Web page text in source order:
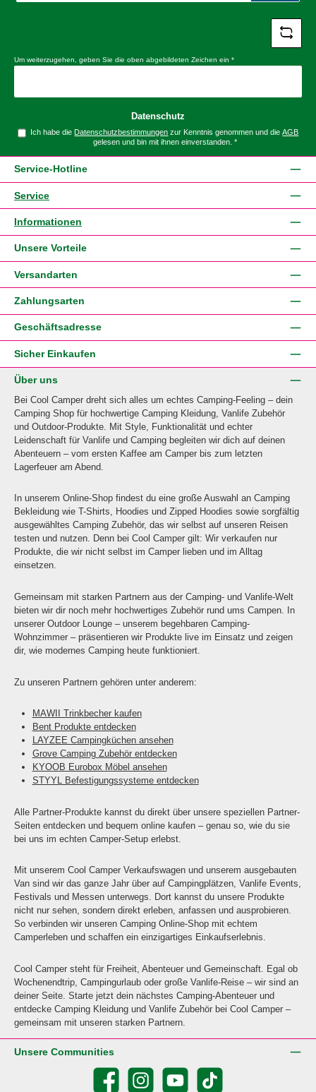
*
Um weiterzugehen, geben Sie die oben abgebildeten Zeichen ein *
Datenschutz
Ich habe dieDatenschutzbestimmungen zur Kenntnis genommen und dieAGB
gelesen und bin mit ihnen einverstanden. *
Service-Hotline
Service
Informationen
Unsere Vorteile
Versandarten
Zahlungsarten
Geschäftsadresse
Sicher Einkaufen
Über uns
Bei Cool Camper dreht sich alles um echtes Camping-Feeling – dein
Camping Shop für hochwertige Camping Kleidung, Vanlife Zubehör
und Outdoor-Produkte. Mit Style, Funktionalität und echter
Leidenschaft für Vanlife und Camping begleiten wir dich auf deinen
Abenteuern – vom ersten Kaffee am Camper bis zum letzten
Lagerfeuer am Abend.
In unserem Online-Shop findest du eine große Auswahl an Camping
Bekleidung wie T-Shirts, Hoodies und Zipped Hoodies sowie sorgfältig
ausgewähltes Camping Zubehör, das wir selbst auf unseren Reisen
testen und nutzen. Denn bei Cool Camper gilt: Wir verkaufen nur
Produkte, die wir nicht selbst im Camper lieben und im Alltag
einsetzen.
Gemeinsam mit starken Partnern aus der Camping- und Vanlife-Welt
bieten wir dir noch mehr hochwertiges Zubehör rund ums Campen. In
unserer Outdoor Lounge – unserem begehbaren Camping-
Wohnzimmer – präsentieren wir Produkte live im Einsatz und zeigen
dir, wie modernes Camping heute funktioniert.
Zu unseren Partnern gehören unter anderem:
MAWII Trinkbecher kaufen
Bent Produkte entdecken
LAYZEE Campingküchen ansehen
Grove Camping Zubehör entdecken
KYOOB Eurobox Möbel ansehen
STYYL Befestigungssysteme entdecken
Alle Partner-Produkte kannst du direkt über unsere speziellen Partner-
Seiten entdecken und bequem online kaufen – genau so, wie du sie
bei uns im echten Camper-Setup erlebst.
Mit unserem Cool Camper Verkaufswagen und unserem ausgebauten
Van sind wir das ganze Jahr über auf Campingplätzen, Vanlife Events,
Festivals und Messen unterwegs. Dort kannst du unsere Produkte
nicht nur sehen, sondern direkt erleben, anfassen und ausprobieren.
So verbinden wir unseren Camping Online-Shop mit echtem
Camperleben und schaffen ein einzigartiges Einkaufserlebnis.
Cool Camper steht für Freiheit, Abenteuer und Gemeinschaft. Egal ob
Wochenendtrip, Campingurlaub oder große Vanlife-Reise – wir sind an
deiner Seite. Starte jetzt dein nächstes Camping-Abenteuer und
entdecke Camping Kleidung und Vanlife Zubehör bei Cool Camper –
gemeinsam mit unseren starken Partnern.
Unsere Communities
Facebook Instagram YouTube TikTok